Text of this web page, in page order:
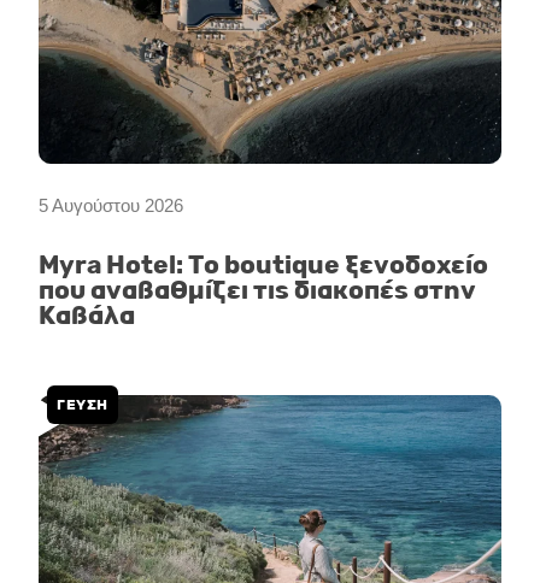
5 Αυγούστου 2026
Myra Hotel: Το boutique ξενοδοχείο
που αναβαθμίζει τις διακοπές στην
Καβάλα
ΓΕΥΣΗ